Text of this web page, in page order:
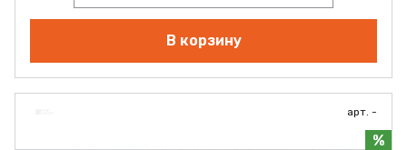
В корзину
арт. -
%